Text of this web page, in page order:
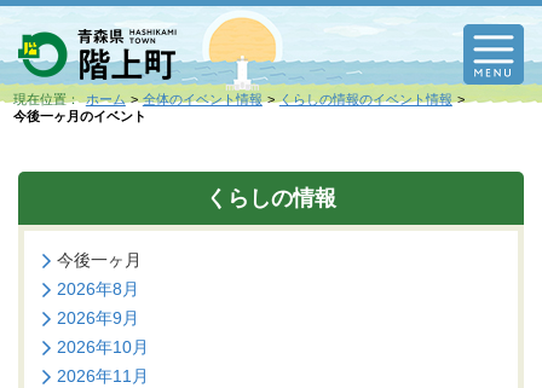
現在位置： ホーム 全体のイベント情報
くらしの情報のイベント情報
今後一ヶ月のイベント
くらしの情報
今後一ヶ月
2026年8月
2026年9月
2026年10月
2026年11月